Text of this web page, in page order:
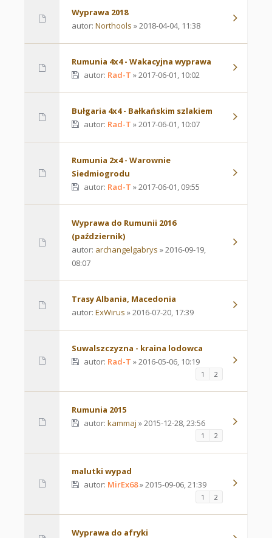
Wyprawa 2018
autor: Northools » 2018-04-04, 11:38
Rumunia 4x4 - Wakacyjna wyprawa
autor: Rad-T » 2017-06-01, 10:02
Bułgaria 4x4 - Bałkańskim szlakiem
autor: Rad-T » 2017-06-01, 10:07
Rumunia 2x4 - Warownie
Siedmiogrodu
autor: Rad-T » 2017-06-01, 09:55
Wyprawa do Rumunii 2016
(październik)
autor: archangelgabrys » 2016-09-19,
08:07
Trasy Albania, Macedonia
autor: ExWirus » 2016-07-20, 17:39
Suwalszczyzna - kraina lodowca
autor: Rad-T » 2016-05-06, 10:19
1 2
Rumunia 2015
autor: kammaj » 2015-12-28, 23:56
1 2
malutki wypad
autor: MirEx68» 2015-09-06, 21:39
1 2
Wyprawa do afryki